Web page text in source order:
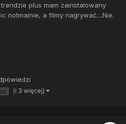
plus mam zainstalowany
notmalnie, a filmy nagrywać....Nie.
ekran podczas nsgrywania
(i 3 więcej)